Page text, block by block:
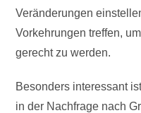
Veränderungen
Vorkehrungen treffen,
gerecht zu werden.
Besonders interessant
in der Nachfrage nach